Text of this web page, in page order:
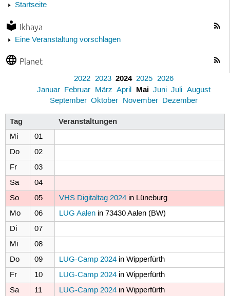
Startseite
Ikhaya
Eine Veranstaltung vorschlagen
Planet
2022 2023 2024 2025 2026
Januar Februar März April Mai Juni Juli August
September Oktober November Dezember
Tag Veranstaltungen
Mi
01
Do
02
Fr
03
Sa
04
So
05 VHS Digitaltag 2024 in Lüneburg
Mo
06 LUG Aalen in 73430 Aalen (BW)
Di
07
Mi
08
Do
09 LUG-Camp 2024 in Wipperfürth
Fr
10 LUG-Camp 2024 in Wipperfürth
Sa
11 LUG-Camp 2024 in Wipperfürth